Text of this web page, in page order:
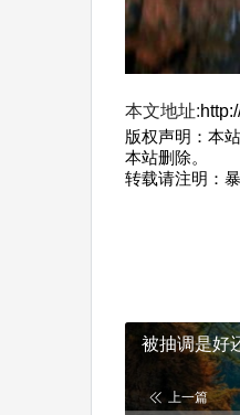
本文地址:
版权声明：本
本站删除。
转载请注明：
被抽调是好
上一篇